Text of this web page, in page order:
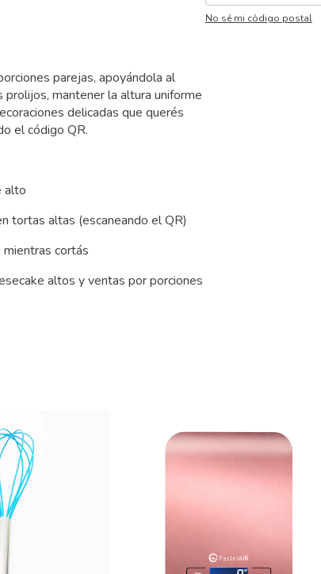
No sé mi código postal
parejas, apoyándola al
mantener la altura uniforme
delicadas que querés
el código QR.
alto
tortas altas (escaneando el QR)
mientras cortás
altos y ventas por porciones